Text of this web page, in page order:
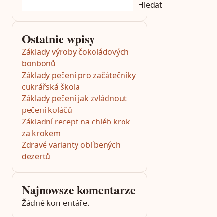
Hledat
Ostatnie wpisy
Základy výroby čokoládových
bonbonů
Základy pečení pro začátečníky
cukrářská škola
Základy pečení jak zvládnout
pečení koláčů
Základní recept na chléb krok
za krokem
Zdravé varianty oblíbených
dezertů
Najnowsze komentarze
Žádné komentáře.